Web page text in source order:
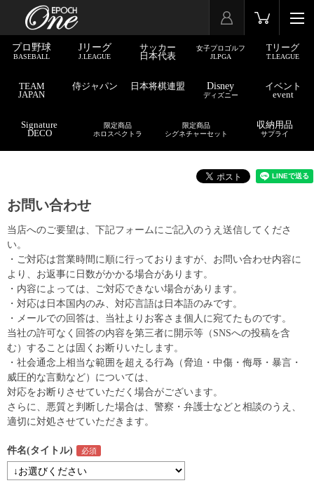
プロ野球
BASEBALL
Jリーグ
J.LEAGUE
サッカー
日本代表
女子プロゴルフ
JLPGA
Tリーグ
T.LEAGUE
TEAM
JAPAN
侍ジャパン 日本将棋連盟 Disney
ディズニー
イベント
event
Signature
DECO
限定商品
ホロスペクトラ
限定商品
シグネチャーセット
収納用品
サプライ
お問い合わせ
当店へのご要望は、下記フォームにご記入のうえ送信してくださ
い。
・ご対応は営業時間に順に行っておりますが、お問い合わせ内容に
より、お返事に日数がかかる場合があります。
・内容によっては、ご対応できない場合があります。
・対応は日本国内のみ、対応言語は日本語のみです。
・メールでの回答は、当社よりお客さま個人に宛てたものです。
当社の許可なく回答の内容を第三者に開示等（SNSへの投稿を含
む）することは固くお断りいたします。
・社会通念上相当な範囲を超える行為（脅迫・中傷・侮辱・暴言・
威圧的な言動など）については、
対応をお断りさせていただく場合がございます。
さらに、悪質と判断した場合は、警察・弁護士などと相談のうえ、
適切に対処させていただきます。
件名(タイトル)